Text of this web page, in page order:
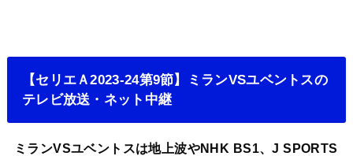
【セリエＡ2023-24第9節】ミランVSユベントスの
テレビ放送・ネット中継
ミランVSユベントスは地上波やNHK BS1、J SPORTS